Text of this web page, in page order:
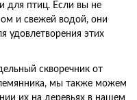
для птиц. Если вы не
и свежей водой, они
удовлетворения этих
скворечник от
мы также можем
их на деревьях в нашем